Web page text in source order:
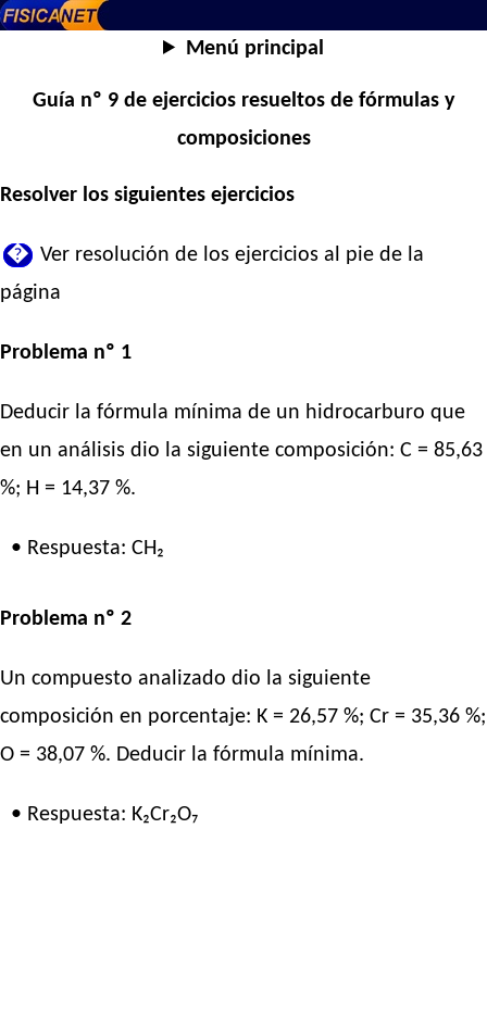
Menú principal
Guía nº 9 de ejercicios resueltos de fórmulas y
composiciones
Resolver los siguientes ejercicios
� Ver resolución de los ejercicios al pie de la
página
Problema nº 1
Deducir la fórmula mínima de un hidrocarburo que
en un análisis dio la siguiente composición: C = 85,63
%; H = 14,37 %.
• Respuesta: CH₂
Problema nº 2
Un compuesto analizado dio la siguiente
composición en porcentaje: K = 26,57 %; Cr = 35,36 %;
O = 38,07 %. Deducir la fórmula mínima.
• Respuesta: K₂Cr₂O₇